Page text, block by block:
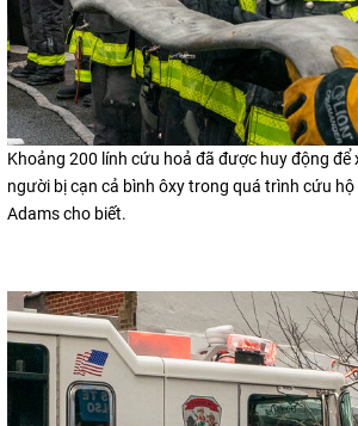
Khoảng 200 lính cứu hoả đã được huy động để
người bị cạn cả bình ôxy trong quá trình cứu
Adams cho biết.